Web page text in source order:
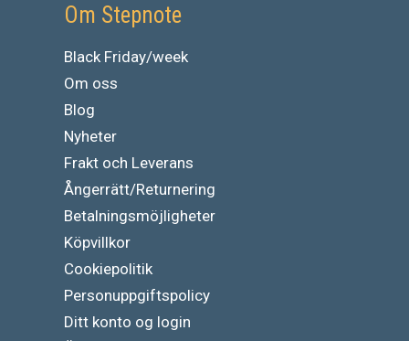
Om Stepnote
Black Friday/week
Om oss
Blog
Nyheter
Frakt och Leverans
Ångerrätt/Returnering
Betalningsmöjligheter
Köpvillkor
Cookiepolitik
Personuppgiftspolicy
Ditt konto og login